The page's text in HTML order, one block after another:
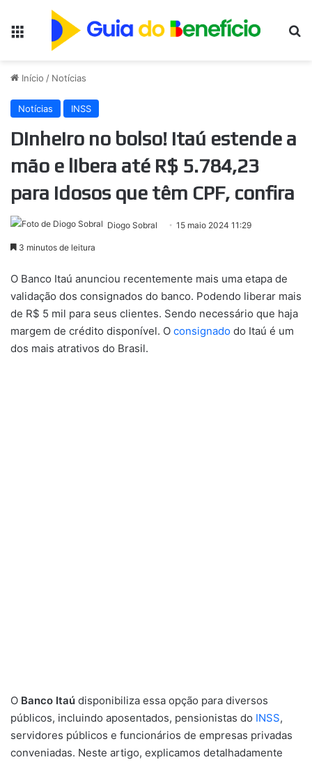
Início / Notícias
Notícias INSS
Dinheiro no bolso! Itaú estende a
mão e libera até R$ 5.784,23
para idosos que têm CPF, confira
Diogo Sobral 15 maio 2024 11:29
3 minutos de leitura
O Banco Itaú anunciou recentemente mais uma etapa de
validação dos consignados do banco. Podendo liberar mais
de R$ 5 mil para seus clientes. Sendo necessário que haja
margem de crédito disponível. O consignado do Itaú é um
dos mais atrativos do Brasil.
O Banco Itaú disponibiliza essa opção para diversos
públicos, incluindo aposentados, pensionistas do INSS,
servidores públicos e funcionários de empresas privadas
conveniadas. Neste artigo, explicamos detalhadamente